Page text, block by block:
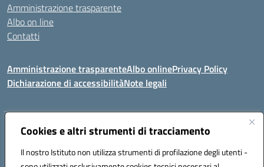
Cookies e altri strumenti di tracciamento
Il nostro Istituto non utilizza strumenti di profilazione degli utenti -
Amministrazione trasparente
Albo on line
Contatti
Amministrazione trasparenteAlbo onlinePrivacy Policy
Dichiarazione di accessibilitàNote legali
Indirizzo:Via Tirso, 07011 Bono (SS)
Posta elettronica certificata (PEC):ssic820006@pec.istruzione.it